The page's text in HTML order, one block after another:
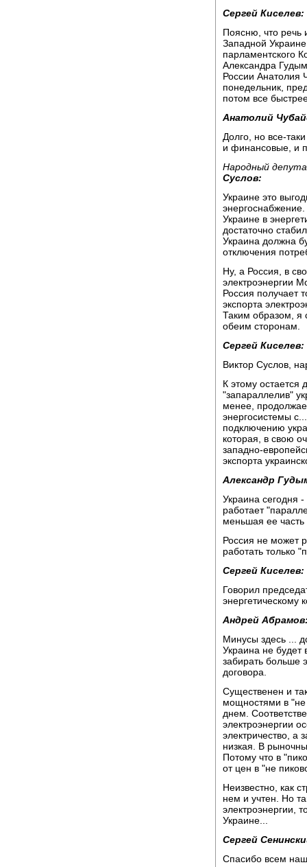
Сергей Киселев:
Поясню, что речь
Западной
парламентского
Александра
России Анатолия
понедельник,
потом все
Анатолий
Долго, но все-
и финансовые, и
Народный
Суслов:
Украине это
Украине в
достаточно
Украина должна
отключения
Ну, а Россия, в
электроэнергии
Россия получает
экспорта
Таким образом, я
обеим сторонам.
Сергей Киселев:
Виктор Суслов,
К этому остается
"запараллелив"
менее,
энергосистемы
подключению
которая, в свою
западно-
экспорта
Александр
Украина сегодня
работает
меньшая ее
Россия не может
работать только
Сергей Киселев:
Говорил
энергетическому
Андрей
Минусы здесь ...
Украина не будет
забирать больше
договора.
Существенен и
мощностями в "не
днем.
электроэнергии
электричество, а
низкая. В
Потому что в
от цен в "не
Неизвестно, как
нем и учтен. Но
электроэнергии,
Украине...
Сергей
Спасибо всем